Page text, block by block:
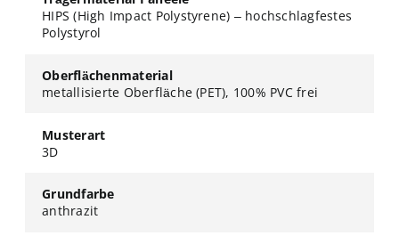
HIPS (High Impact Polystyrene) – hochschlagfestes
Polystyrol
Oberflächenmaterial
metallisierte Oberfläche (PET), 100% PVC frei
Musterart
3D
Grundfarbe
anthrazit